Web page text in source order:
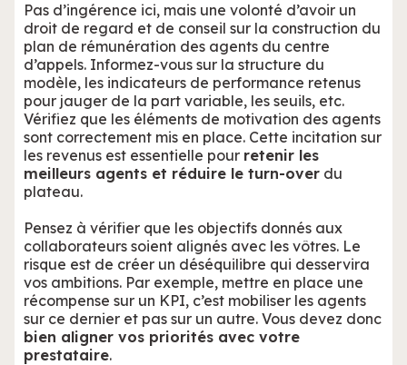
Pas d’ingérence ici, mais une volonté d’avoir un
droit de regard et de conseil sur la construction du
plan de rémunération des agents du centre
d’appels. Informez-vous sur la structure du
modèle, les indicateurs de performance retenus
pour jauger de la part variable, les seuils, etc.
Vérifiez que les éléments de motivation des agents
sont correctement mis en place. Cette incitation sur
les revenus est essentielle pour retenir les
meilleurs agents et réduire le turn-over du
plateau.
Pensez à vérifier que les objectifs donnés aux
collaborateurs soient alignés avec les vôtres. Le
risque est de créer un déséquilibre qui desservira
vos ambitions. Par exemple, mettre en place une
récompense sur un KPI, c’est mobiliser les agents
sur ce dernier et pas sur un autre. Vous devez donc
bien aligner vos priorités avec votre
prestataire.